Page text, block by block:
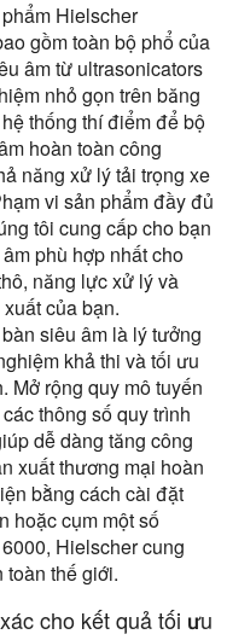
Hielscher
gồm toàn bộ phổ của
âm từ ultrasonicators
nhỏ gọn trên băng
thống thí điểm để bộ
hoàn toàn công
năng xử lý tải trọng xe
vi sản phẩm đầy đủ
tôi cung cấp cho bạn
phù hợp nhất cho
năng lực xử lý và
của bạn.
siêu âm là lý tưởng
khả thi và tối ưu
Mở rộng quy mô tuyến
thông số quy trình
dễ dàng tăng công
xuất thương mại hoàn
bằng cách cài đặt
hoặc cụm một số
Hielscher cung
toàn thế giới.
cho kết quả tối ưu